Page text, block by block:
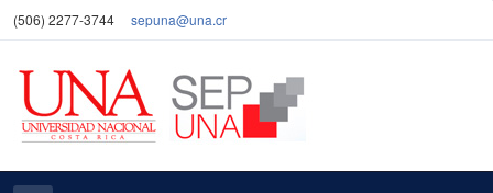
(506) 2277-3744 sepuna@una.cr